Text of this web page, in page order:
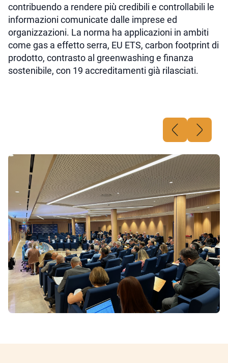
contribuendo a rendere più credibili e controllabili le
informazioni comunicate dalle imprese ed
organizzazioni. La norma ha applicazioni in ambiti
come gas a effetto serra, EU ETS, carbon footprint di
prodotto, contrasto al greenwashing e finanza
sostenibile, con 19 accreditamenti già rilasciati.